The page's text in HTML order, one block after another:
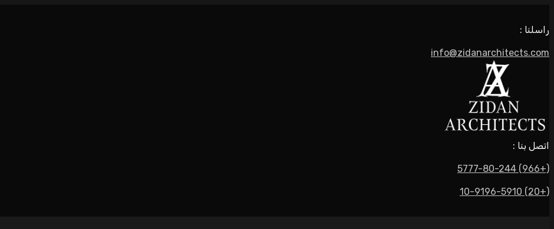
راسلنا :
info@zidanarchitects.com
اتصل بنا :
(+966) 5777-80-244
(+20) 10-9196-5910